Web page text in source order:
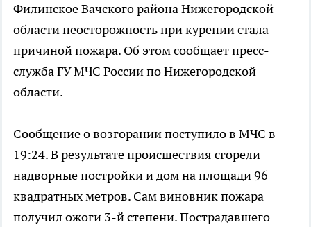
Филинское Вачского района Нижегородской
области неосторожность при курении стала
причиной пожара. Об этом сообщает пресс-
служба ГУ МЧС России по Нижегородской
области.
Сообщение о возгорании поступило в МЧС в
19:24. В результате происшествия сгорели
надворные постройки и дом на площади 96
квадратных метров. Сам виновник пожара
получил ожоги 3-й степени. Пострадавшего